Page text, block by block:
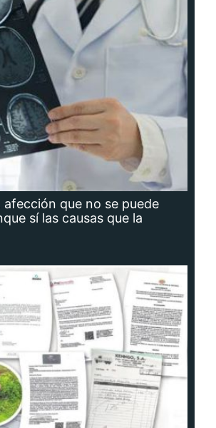
afección que no se puede
sí las causas que la